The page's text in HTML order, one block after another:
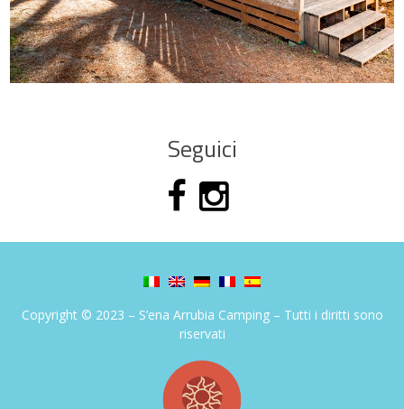
Seguici
Copyright © 2023 – S’ena Arrubia Camping – Tutti i diritti sono
riservati